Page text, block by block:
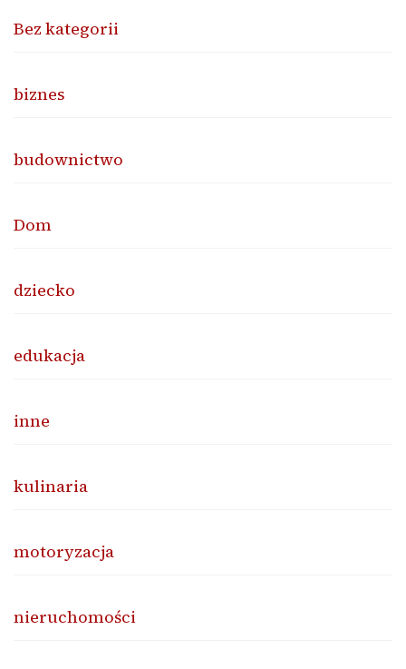
Bez kategorii
biznes
budownictwo
Dom
dziecko
edukacja
inne
kulinaria
motoryzacja
nieruchomości